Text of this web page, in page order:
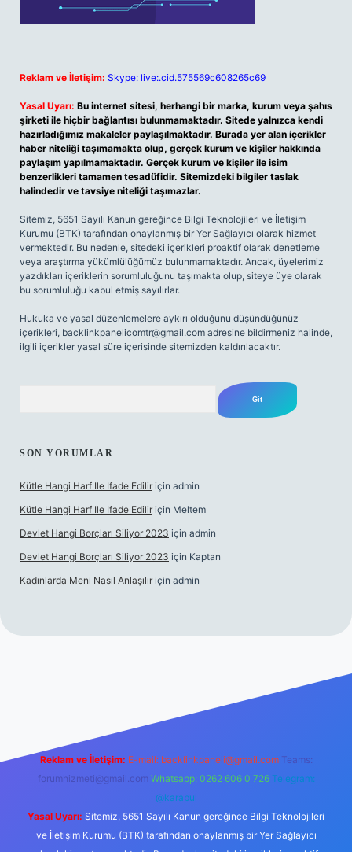
Reklam ve İletişim: Skype: live:.cid.575569c608265c69
Yasal Uyarı: Bu internet sitesi, herhangi bir marka, kurum veya şahıs
şirketi ile hiçbir bağlantısı bulunmamaktadır. Sitede yalnızca kendi
hazırladığımız makaleler paylaşılmaktadır. Burada yer alan içerikler
haber niteliği taşımamakta olup, gerçek kurum ve kişiler hakkında
paylaşım yapılmamaktadır. Gerçek kurum ve kişiler ile isim
benzerlikleri tamamen tesadüfidir. Sitemizdeki bilgiler taslak
halindedir ve tavsiye niteliği taşımazlar.
Sitemiz, 5651 Sayılı Kanun gereğince Bilgi Teknolojileri ve İletişim
Kurumu (BTK) tarafından onaylanmış bir Yer Sağlayıcı olarak hizmet
vermektedir. Bu nedenle, sitedeki içerikleri proaktif olarak denetleme
veya araştırma yükümlülüğümüz bulunmamaktadır. Ancak, üyelerimiz
yazdıkları içeriklerin sorumluluğunu taşımakta olup, siteye üye olarak
bu sorumluluğu kabul etmiş sayılırlar.
Hukuka ve yasal düzenlemelere aykırı olduğunu düşündüğünüz
içerikleri, backlinkpanelicomtr@gmail.com adresine bildirmeniz halinde,
ilgili içerikler yasal süre içerisinde sitemizden kaldırılacaktır.
SON YORUMLAR
Kütle Hangi Harf Ile Ifade Edilir için admin
Kütle Hangi Harf Ile Ifade Edilir için Meltem
Devlet Hangi Borçları Siliyor 2023 için admin
Devlet Hangi Borçları Siliyor 2023 için Kaptan
Kadınlarda Meni Nasıl Anlaşılır için admin
Betexper giriş adresi
Reklam ve İletişim: E-mail: backlinkpaneli@gmail.com Teams:
forumhizmeti@gmail.com Whatsapp: 0262 606 0 726 Telegram:
@karabul
Yasal Uyarı: Sitemiz, 5651 Sayılı Kanun gereğince Bilgi Teknolojileri
ve İletişim Kurumu (BTK) tarafından onaylanmış bir Yer Sağlayıcı